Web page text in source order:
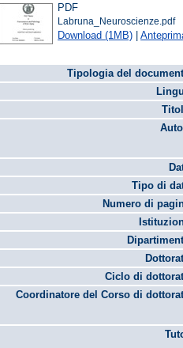
PDF
Labruna_Neuroscienze.pdf
Download (1MB) |
Tipologia del
Tipo di
Numero di
Ciclo di
Coordinatore del Corso di